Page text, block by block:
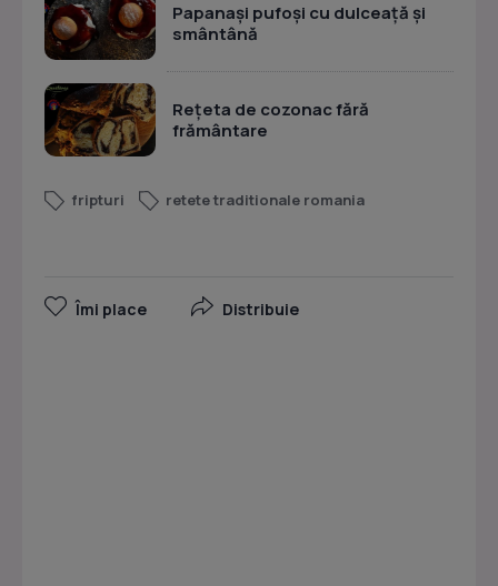
Papanași pufoși cu dulceață și
smântână
Rețeta de cozonac fără
frământare
fripturi retete traditionale romania
Îmi place Distribuie